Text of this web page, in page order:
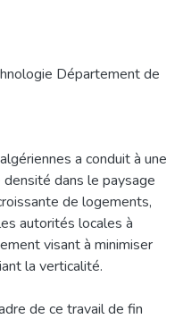
Département de
a conduit à une
dans le paysage
de logements,
autorités locales à
visant à minimiser
la verticalité.
de ce travail de fin